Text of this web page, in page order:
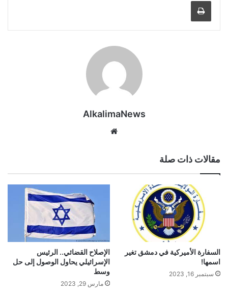
AlkalimaNews
مقالات ذات صلة
السفارة الأميركية في دمشق تغير
اسمها!
سبتمبر 16, 2023
الإصلاح القضائي.. الرئيس
الإسرائيلي يحاول الوصول إلى حل
وسط
مارس 29, 2023